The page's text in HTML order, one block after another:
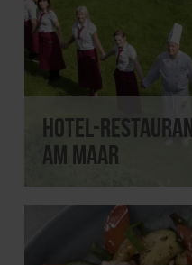
Hotel-
am Maar